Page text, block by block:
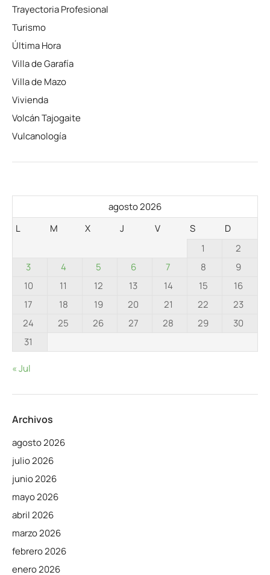
Trayectoria Profesional
Turismo
Última Hora
Villa de Garafía
Villa de Mazo
Vivienda
Volcán Tajogaite
Vulcanología
agosto 2026
L
M X J V S
D
1
2
3
4 5 6 7 8
9
10
11 12 13 14 15
16
17
18 19 20 21 22
23
24
25 26 27 28 29
30
31
« Jul
Archivos
agosto 2026
julio 2026
junio 2026
mayo 2026
abril 2026
marzo 2026
febrero 2026
enero 2026